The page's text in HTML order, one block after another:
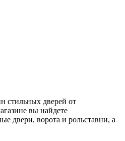
стильных дверей от
вы найдете
двери, ворота и рольставни, а